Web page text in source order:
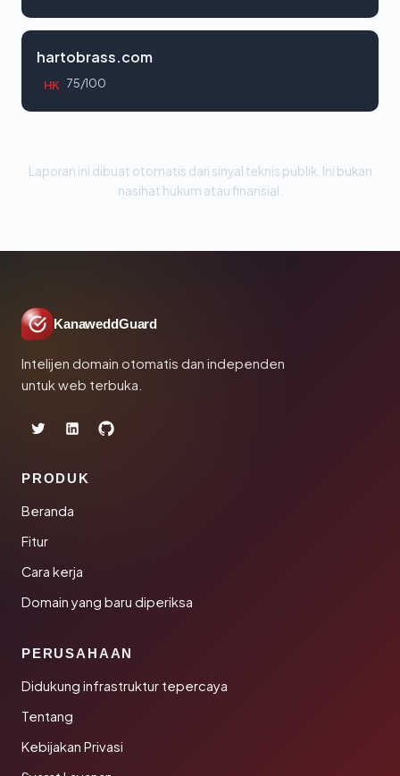
hartobrass.com
HK 75/100
Laporan ini dibuat otomatis dari sinyal teknis publik. Ini bukan
nasihat hukum atau finansial.
KanaweddGuard
Intelijen domain otomatis dan independen
untuk web terbuka.
PRODUK
Beranda
Fitur
Cara kerja
Domain yang baru diperiksa
PERUSAHAAN
Didukung infrastruktur tepercaya
Tentang
Kebijakan Privasi